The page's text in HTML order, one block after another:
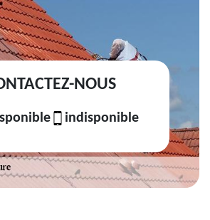
NOUS
indisponible